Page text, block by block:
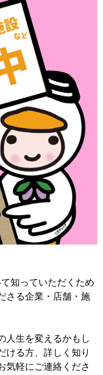
知っていただくため
さる企業・店舗・施
人生を変えるかもし
ける方、詳しく知り
気軽にご連絡くださ